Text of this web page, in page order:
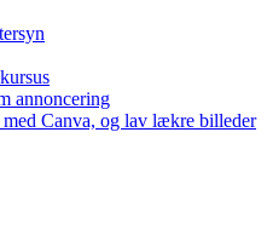
annoncering
Canva, og lav lækre billeder